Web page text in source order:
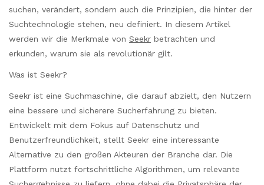
suchen, verändert, sondern auch die Prinzipien, die hinter der
Suchtechnologie stehen, neu definiert. In diesem Artikel
werden wir die Merkmale von Seekr betrachten und
erkunden, warum sie als revolutionär gilt.
Was ist Seekr?
Seekr ist eine Suchmaschine, die darauf abzielt, den Nutzern
eine bessere und sicherere Sucherfahrung zu bieten.
Entwickelt mit dem Fokus auf Datenschutz und
Benutzerfreundlichkeit, stellt Seekr eine interessante
Alternative zu den großen Akteuren der Branche dar. Die
Plattform nutzt fortschrittliche Algorithmen, um relevante